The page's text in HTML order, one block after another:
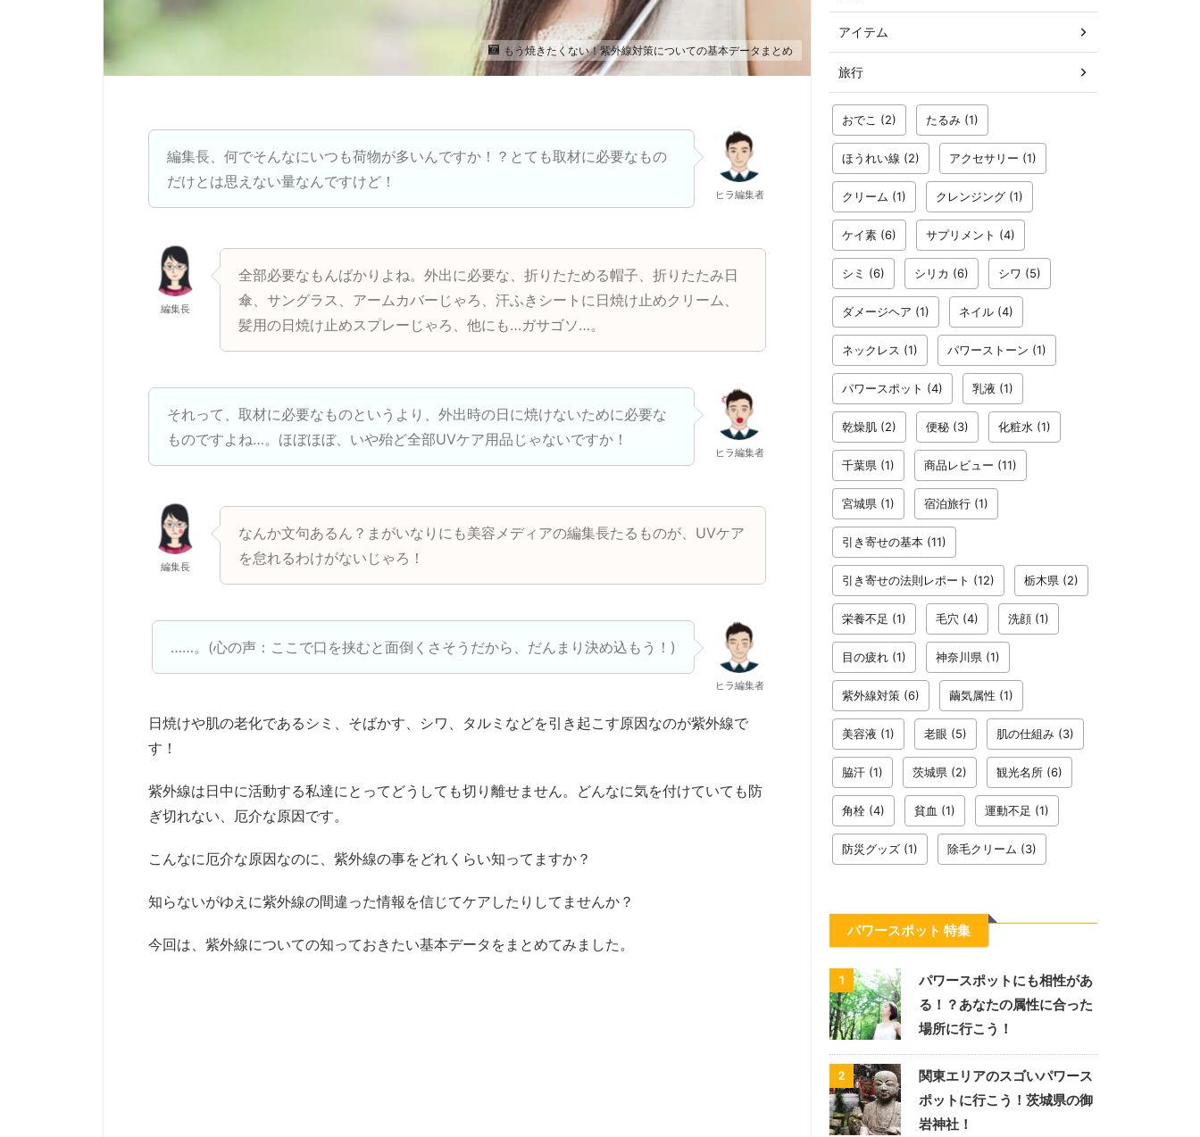
もう焼きたくない！紫外線対策についての基本データまとめ
編集長、何でそんなにいつも荷物が多いんですか！？とても取材に必要なもの
だけとは思えない量なんですけど！
ヒラ編集者
編集長
全部必要なもんばかりよね。外出に必要な、折りたためる帽子、折りたたみ日
傘、サングラス、アームカバーじゃろ、汗ふきシートに日焼け止めクリーム、
髪用の日焼け止めスプレーじゃろ、他にも…ガサゴソ…。
それって、取材に必要なものというより、外出時の日に焼けないために必要な
ものですよね…。ほぼほぼ、いや殆ど全部UVケア用品じゃないですか！
ヒラ編集者
編集長
なんか文句あるん？まがいなりにも美容メディアの編集長たるものが、UVケア
を怠れるわけがないじゃろ！
……。(心の声：ここで口を挟むと面倒くさそうだから、だんまり決め込もう！)
ヒラ編集者
日焼けや肌の老化であるシミ、そばかす、シワ、タルミなどを引き起こす原因なのが紫外線で
す！
紫外線は日中に活動する私達にとってどうしても切り離せません。どんなに気を付けていても防
ぎ切れない、厄介な原因です。
こんなに厄介な原因なのに、紫外線の事をどれくらい知ってますか？
知らないがゆえに紫外線の間違った情報を信じてケアしたりしてませんか？
今回は、紫外線についての知っておきたい基本データをまとめてみました。
アイテム
旅行
おでこ (2) たるみ (1)
ほうれい線 (2) アクセサリー (1)
クリーム (1) クレンジング (1)
ケイ素 (6) サプリメント (4)
シミ (6) シリカ (6) シワ (5)
ダメージヘア (1) ネイル (4)
ネックレス (1) パワーストーン (1)
パワースポット (4) 乳液 (1)
乾燥肌 (2) 便秘 (3) 化粧水 (1)
千葉県 (1) 商品レビュー (11)
宮城県 (1) 宿泊旅行 (1)
引き寄せの基本 (11)
引き寄せの法則レポート (12) 栃木県 (2)
栄養不足 (1) 毛穴 (4) 洗顔 (1)
目の疲れ (1) 神奈川県 (1)
紫外線対策 (6) 繭気属性 (1)
美容液 (1) 老眼 (5) 肌の仕組み (3)
脇汗 (1) 茨城県 (2) 観光名所 (6)
角栓 (4) 貧血 (1) 運動不足 (1)
防災グッズ (1) 除毛クリーム (3)
パワースポット 特集
1
パワースポットにも相性があ
る！？あなたの属性に合った
場所に行こう！
2
関東エリアのスゴいパワース
ポットに行こう！茨城県の御
岩神社！